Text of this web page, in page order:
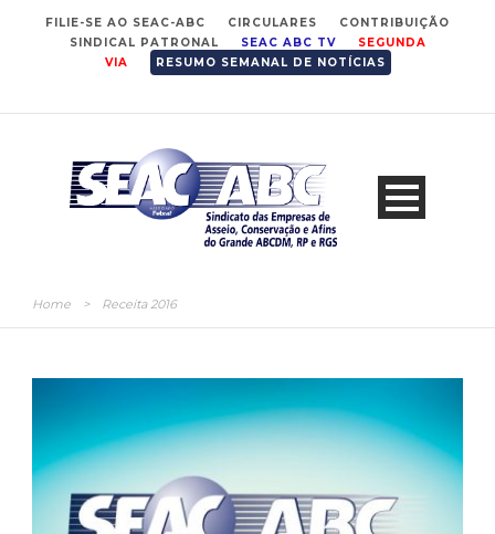
FILIE-SE AO SEAC-ABC CIRCULARES
CONTRIBUIÇÃO
SINDICAL PATRONAL
SEAC ABC TV
SEGUNDA
VIA
RESUMO SEMANAL DE NOTÍCIAS
Home > Receita 2016